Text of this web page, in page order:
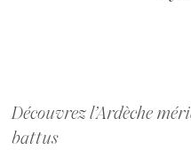
Découvrez l’Ardèche
battus